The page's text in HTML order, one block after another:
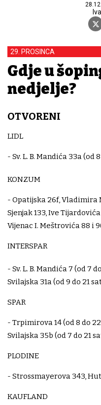
29. PROSINCA
Gdje u
nedjelje?
OTVORENI
LIDL
- Sv. L. B. Mandića 33a (od
KONZUM
- Opatijska 26f, Vladimira
Sjenjak 133, Ive
Vijenac I. Meštrovića 88 i
INTERSPAR
- Sv. L. B. Mandića 7 (od 7
Svilajska 31a (od 9 do 21
SPAR
- Trpimirova 14 (od 8 do
Svilajska 35b (od 7 do 21
PLODINE
- Strossmayerova 343,
KAUFLAND